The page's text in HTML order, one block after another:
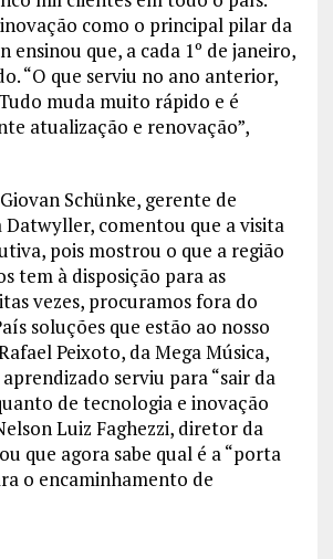
como o principal pilar da
ensinou que, a cada 1º de janeiro,
“O que serviu no ano anterior,
muda muito rápido e é
atualização e renovação”,
Schünke, gerente de
comentou que a visita
pois mostrou o que a região
tem à disposição para as
vezes, procuramos fora do
soluções que estão ao nosso
Peixoto, da Mega Música,
serviu para “sair da
de tecnologia e inovação
Luiz Faghezzi, diretor da
que agora sabe qual é a “porta
o encaminhamento de